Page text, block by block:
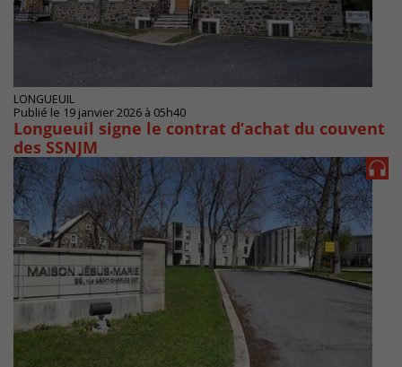
LONGUEUIL
Publié le 19 janvier 2026 à 05h40
Longueuil signe le contrat d’achat du couvent
des SSNJM